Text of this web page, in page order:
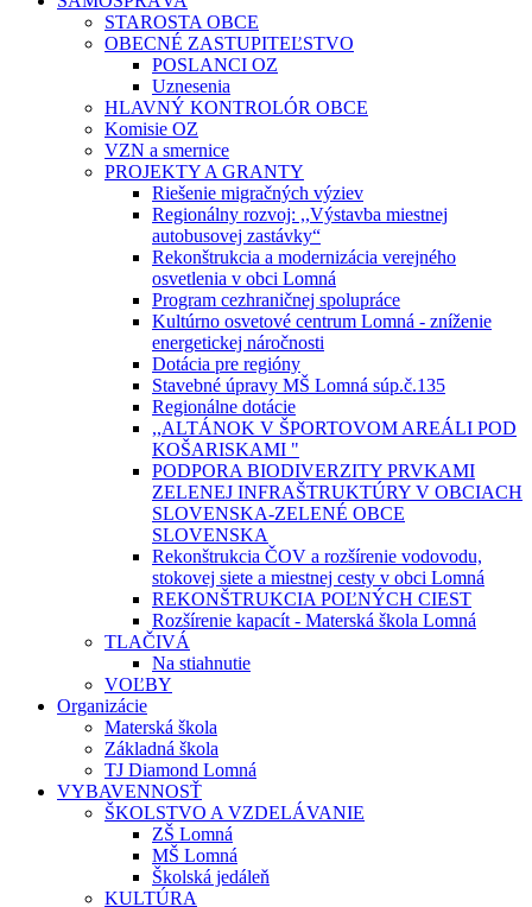
STAROSTA OBCE
OBECNÉ ZASTUPITEĽSTVO
POSLANCI OZ
Uznesenia
HLAVNÝ KONTROLÓR OBCE
Komisie OZ
VZN a smernice
PROJEKTY A GRANTY
Riešenie migračných výziev
Regionálny rozvoj: ,,Výstavba miestnej
autobusovej zastávky“
Rekonštrukcia a modernizácia verejného
osvetlenia v obci Lomná
Program cezhraničnej spolupráce
Kultúrno osvetové centrum Lomná - zníženie
energetickej náročnosti
Dotácia pre regióny
Stavebné úpravy MŠ Lomná súp.č.135
Regionálne dotácie
,,ALTÁNOK V ŠPORTOVOM AREÁLI POD
KOŠARISKAMI "
PODPORA BIODIVERZITY PRVKAMI
ZELENEJ INFRAŠTRUKTÚRY V OBCIACH
SLOVENSKA-ZELENÉ OBCE
SLOVENSKA
Rekonštrukcia ČOV a rozšírenie vodovodu,
stokovej siete a miestnej cesty v obci Lomná
REKONŠTRUKCIA POĽNÝCH CIEST
Rozšírenie kapacít - Materská škola Lomná
TLAČIVÁ
Na stiahnutie
VOĽBY
Organizácie
Materská škola
Základná škola
TJ Diamond Lomná
VYBAVENNOSŤ
ŠKOLSTVO A VZDELÁVANIE
ZŠ Lomná
MŠ Lomná
Školská jedáleň
KULTÚRA